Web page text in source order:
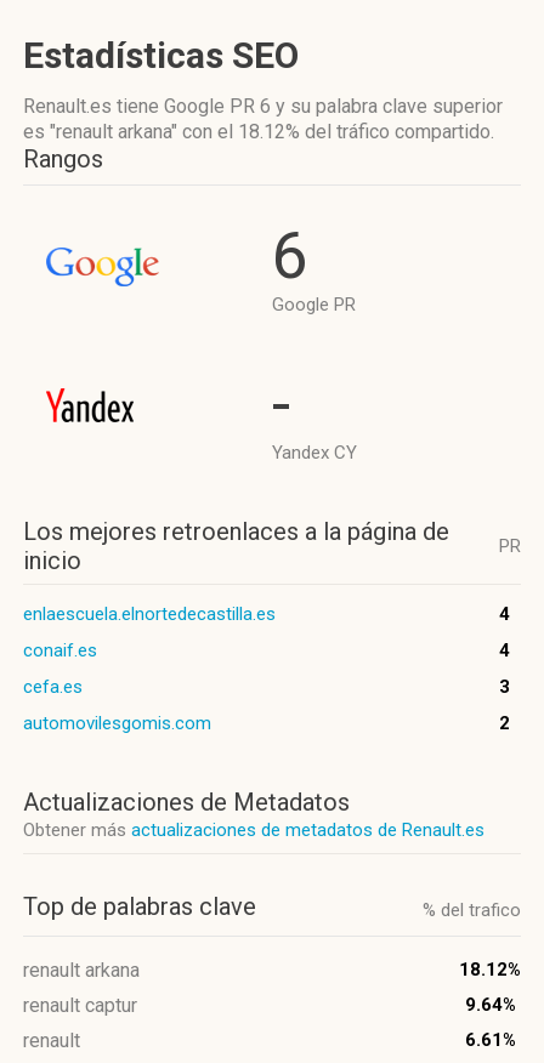
Estadísticas SEO
Renault.es tiene Google PR 6 y su palabra clave superior
es "renault arkana" con el 18.12% del tráfico compartido.
Rangos
6
Google PR
-
Yandex CY
Los mejores retroenlaces a la página de
inicio
PR
enlaescuela.elnortedecastilla.es
4
conaif.es
4
cefa.es
3
automovilesgomis.com
2
Actualizaciones de Metadatos
Obtener más actualizaciones de metadatos de Renault.es
Top de palabras clave % del trafico
renault arkana 18.12%
renault captur 9.64%
renault 6.61%